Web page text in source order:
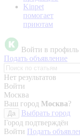
Kinpet
помогает
приютам
Войти в профиль
Подать объявление
Нет результатов
Войти
Москва
Ваш город Москва?
Да
Выбрать город
Город подтверждён
Войти Подать